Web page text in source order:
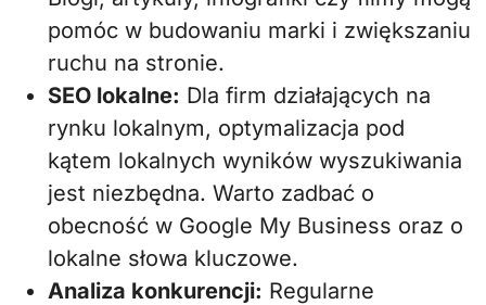
pomóc w budowaniu marki i zwiększaniu
ruchu na stronie.
SEO lokalne: Dla firm działających na
rynku lokalnym, optymalizacja pod
kątem lokalnych wyników wyszukiwania
jest niezbędna. Warto zadbać o
obecność w Google My Business oraz o
lokalne słowa kluczowe.
Analiza konkurencji: Regularne